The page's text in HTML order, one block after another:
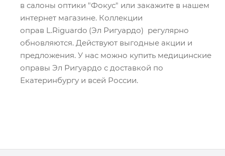
в салоны оптики "Фокус" или закажите в нашем
интернет магазине. Коллекции
оправ L.Riguardo (Эл Ригуардо) регулярно
обновляются. Действуют выгодные акции и
предложения. У нас можно купить медицинские
оправы Эл Ригуардо с доставкой по
Екатеринбургу и всей России.